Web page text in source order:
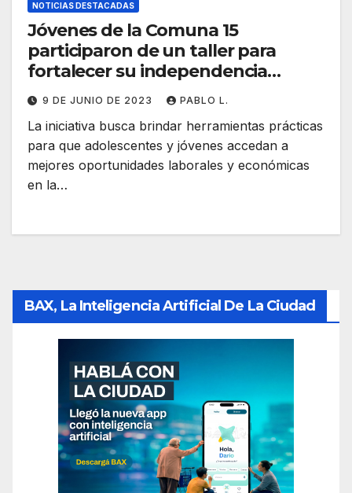
NOTICIAS DESTACADAS
Jóvenes de la Comuna 15
participaron de un taller para
fortalecer su independencia
financiera
9 DE JUNIO DE 2023 PABLO L.
La iniciativa busca brindar herramientas prácticas
para que adolescentes y jóvenes accedan a
mejores oportunidades laborales y económicas
en la…
BAX, La Inteligencia Artificial De La Ciudad